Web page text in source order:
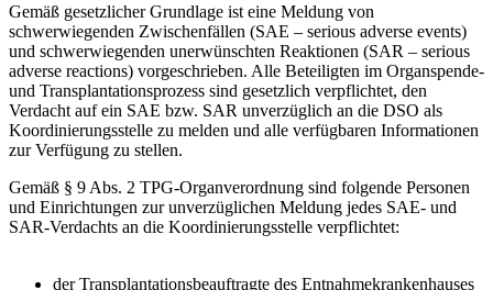
​​​​​​​​​Gemäß gesetzlicher Grundlage ist eine Meldung von
schwerwiegenden Zwischenfällen (SAE – serious adverse events)
und schwerwiegenden unerwünschten Reaktionen (SAR – serious
adverse reactions) vorgeschrieben. Alle Beteiligten im Organspende-
und Transplantationsprozess sind gesetzlich verpflichtet, den
Verdacht auf ein SAE bzw. SAR unverzüglich an die DSO als
Koordinierungsstelle zu melden und alle verfügbaren Informationen
zur Verfügung zu stellen.
Gemäß § 9 Abs. 2 TPG-Organverordnung sind folgende Personen
und Einrichtungen zur unverzüglichen Meldung jedes SAE- und
SAR-Verdachts an die Koordinierungsstelle verpflichtet:
der Transplantationsbeauftragte des Entnahmekrankenhauses